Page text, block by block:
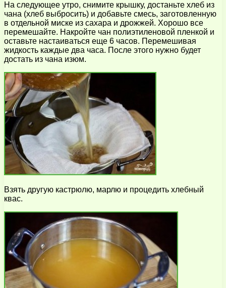
На следующее утро, снимите крышку, достаньте хлеб из
чана (хлеб выбросить) и добавьте смесь, заготовленную
в отдельной миске из сахара и дрожжей. Хорошо все
перемешайте. Накройте чан полиэтиленовой пленкой и
оставьте настаиваться еще 6 часов. Перемешивая
жидкость каждые два часа. После этого нужно будет
достать из чана изюм.
Взять другую кастрюлю, марлю и процедить хлебный
квас.